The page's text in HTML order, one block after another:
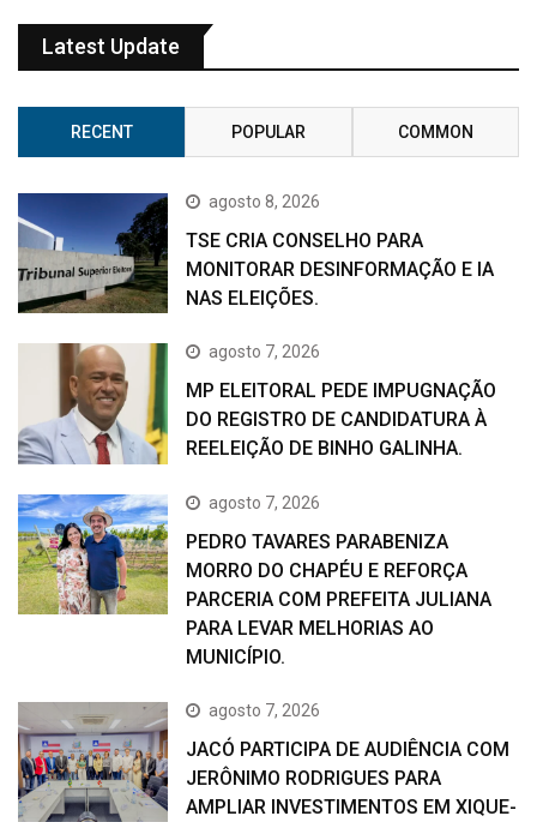
Latest Update
RECENT POPULAR COMMON
agosto 8, 2026
TSE CRIA CONSELHO PARA
MONITORAR DESINFORMAÇÃO E IA
NAS ELEIÇÕES.
agosto 7, 2026
MP ELEITORAL PEDE IMPUGNAÇÃO
DO REGISTRO DE CANDIDATURA À
REELEIÇÃO DE BINHO GALINHA.
agosto 7, 2026
PEDRO TAVARES PARABENIZA
MORRO DO CHAPÉU E REFORÇA
PARCERIA COM PREFEITA JULIANA
PARA LEVAR MELHORIAS AO
MUNICÍPIO.
agosto 7, 2026
JACÓ PARTICIPA DE AUDIÊNCIA COM
JERÔNIMO RODRIGUES PARA
AMPLIAR INVESTIMENTOS EM XIQUE-